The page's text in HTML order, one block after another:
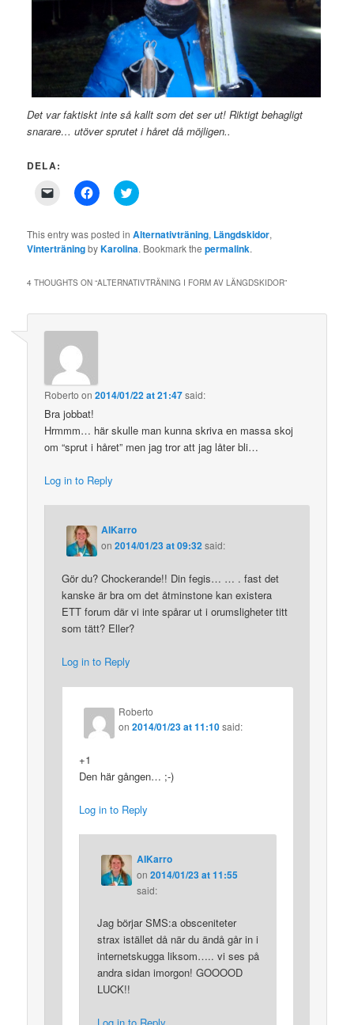
Det var faktiskt inte så kallt som det ser ut! Riktigt behagligt
snarare… utöver sprutet i håret då möjligen..
DELA:
Click
link
to
a
in
Click
to
Facebook
(Opens
in
Click
to
Twitter
(Opens
in
This entry was posted inAlternativträning, Längdskidor,
VinterträningbyKarolina. Bookmark thepermalink.
4 THOUGHTS ON “ALTERNATIVTRÄNING I FORM AV LÄNGDSKIDOR”
Roberto on2014/01/22 at 21:47said:
Bra jobbat!
Hrmmm… här skulle man kunna skriva en massa skoj
om “sprut i håret” men jag tror att jag låter bli…
Log in to Reply
AIKarro
on2014/01/23 at 09:32said:
Gör du? Chockerande!! Din fegis… … . fast det
kanske är bra om det åtminstone kan existera
ETT forum där vi inte spårar ut i orumsligheter titt
som tätt? Eller?
Log in to Reply
Roberto
on2014/01/23 at 11:10 said:
+1
Den här gången… ;-)
Log in to Reply
AIKarro
on 2014/01/23 at 11:55
said:
Jag börjar SMS:a obsceniteter
strax istället då när du ändå går in i
internetskugga liksom….. vi ses på
andra sidan imorgon! GOOOOD
LUCK!!